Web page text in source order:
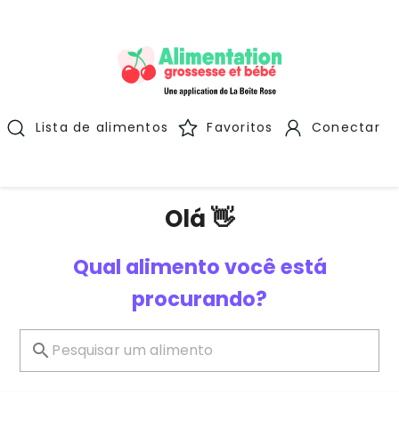
Lista de alimentos Favoritos Conectar
Olá 👋
Qual alimento você está
procurando?